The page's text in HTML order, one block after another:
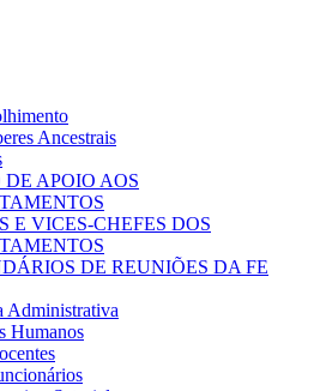
Ancestrais
DE APOIO AOS
E VICES-CHEFES DOS
DE REUNIÕES DA FE
Administrativa
Humanos